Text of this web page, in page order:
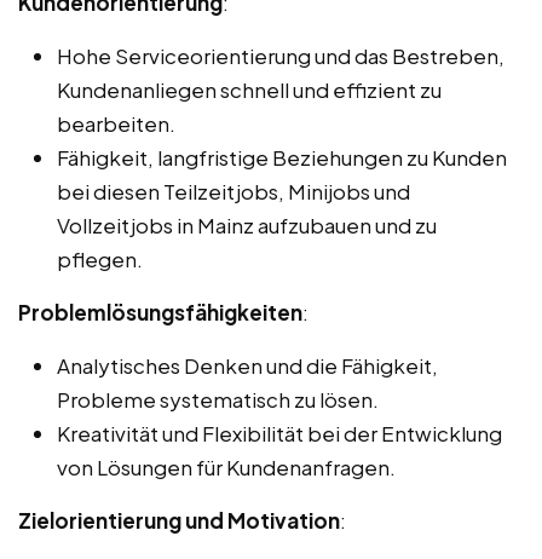
Hohe Serviceorientierung und das Bestreben,
Kundenanliegen schnell und effizient zu
bearbeiten.
Fähigkeit, langfristige Beziehungen zu Kunden
bei diesen Teilzeitjobs, Minijobs und
Vollzeitjobs in Mainz aufzubauen und zu
pflegen.
Problemlösungsfähigkeiten:
Analytisches Denken und die Fähigkeit,
Probleme systematisch zu lösen.
Kreativität und Flexibilität bei der Entwicklung
von Lösungen für Kundenanfragen.
Zielorientierung und Motivation: